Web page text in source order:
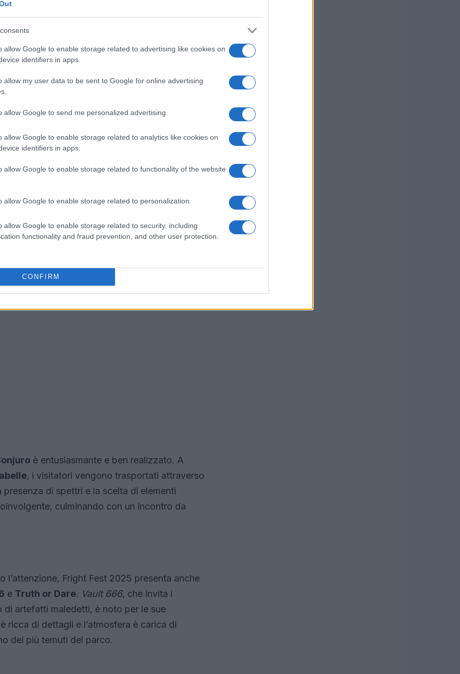
allow Google to enable storage related to advertising like cookies on
identifiers in apps.
allow my user data to be sent to Google for online advertising
allow Google to send me personalized advertising.
allow Google to enable storage related to analytics like cookies on
identifiers in apps.
allow Google to enable storage related to functionality of the website
allow Google to enable storage related to personalization.
allow Google to enable storage related to security, including
functionality and fraud prevention, and other user protection.
CONFIRM
Fest 2025
della serie. Gli ospiti possono esplorare un
ispirato all’
degli orrori dei coniugi Warren. Attenzione,
può riservare spaventi inaspettati.
famose trappole della serie, ma quest’anno
aveva rappresentato un trionfo di
meno coinvolgente. Nonostante ciò, i
le scene ispirate a alcune delle trappole
è entusiasmante e ben realizzato. A
, i visitatori vengono trasportati attraverso
di spettri e la scelta di elementi
culminando con un incontro da
l’attenzione, Fright Fest 2025 presenta anche
e Truth or Dare. Vault 666, che invita i
artefatti maledetti, è noto per le sue
ricca di dettagli e l’atmosfera è carica di
dei più temuti del parco.